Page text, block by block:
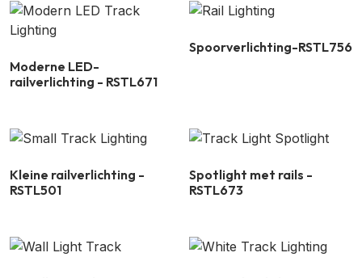
Moderne LED-
railverlichting - RSTL671
Spoorverlichting-RSTL756
Kleine railverlichting -
RSTL501
Spotlight met rails -
RSTL673